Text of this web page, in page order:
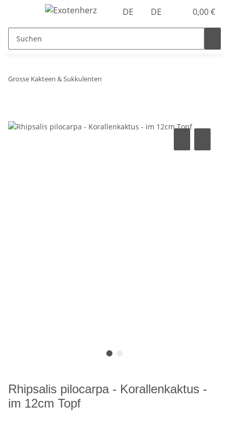
DE DE 0,00 €
Grosse Kakteen & Sukkulenten
Rhipsalis pilocarpa - Korallenkaktus -
im 12cm Topf